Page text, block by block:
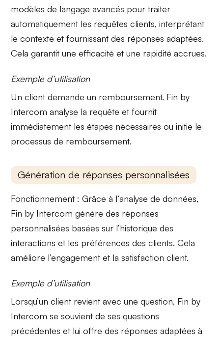
modèles de langage avancés pour traiter
automatiquement les requêtes clients, interprétant
le contexte et fournissant des réponses adaptées.
Cela garantit uneefficacité et une rapidité accrues.
Exemple d’utilisation
Un client demande un remboursement. Fin by
Intercom analyse la requête et fournit
immédiatement les étapes nécessaires ou initie le
processus de remboursement.
Génération de réponses personnalisées
Fonctionnement : Grâce à l’analyse de données,
Fin by Intercom génère des réponses
personnalisées basées sur l’historique des
interactions et les préférences des clients. Cela
améliore l’engagement et la satisfaction client.
Exemple d’utilisation
Lorsqu’un client revient avec une question, Fin by
Intercom se souvient de ses questions
précédentes et lui offre des réponses adaptées à